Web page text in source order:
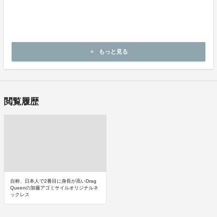
商品到着後14日以内に出品者までご連絡いただいた後、
出品者から対応方法をお客様宛にご連絡致します。
add もっと見る
閲覧履歴
自称、日本人で2番目に身長が高いDrag
Queenの加藤アゴミサイルオリジナルネ
ックレス